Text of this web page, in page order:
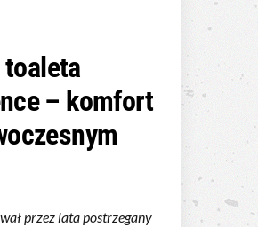
– komfort
przez lata postrzegany